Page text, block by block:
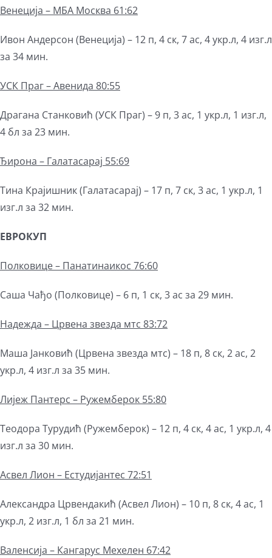
Венеција – МБА Москва 61:62
Ивон Андерсон (Венеција) – 12 п, 4 ск, 7 ас, 4 укр.л, 4 изг.л
за 34 мин.
УСК Праг – Авенида 80:55
Драгана Станковић (УСК Праг) – 9 п, 3 ас, 1 укр.л, 1 изг.л,
4 бл за 23 мин.
Ђирона – Галатасарај 55:69
Тина Крајишник (Галатасарај) – 17 п, 7 ск, 3 ас, 1 укр.л, 1
изг.л за 32 мин.
ЕВРОКУП
Полковице – Панатинаикос 76:60
Саша Чађо (Полковице) – 6 п, 1 ск, 3 ас за 29 мин.
Надежда – Црвена звезда мтс 83:72
Маша Јанковић (Црвена звезда мтс) – 18 п, 8 ск, 2 ас, 2
укр.л, 4 изг.л за 35 мин.
Лијеж Пантерс – Ружемберок 55:80
Теодора Турудић (Ружемберок) – 12 п, 4 ск, 4 ас, 1 укр.л, 4
изг.л за 30 мин.
Асвел Лион – Естудијантес 72:51
Александра Црвендакић (Асвел Лион) – 10 п, 8 ск, 4 ас, 1
укр.л, 2 изг.л, 1 бл за 21 мин.
Валенсија – Кангарус Мехелен 67:42